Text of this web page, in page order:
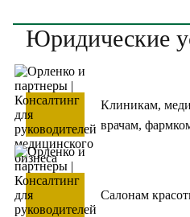
Юридические
Клиникам,
врачам,
Салонам